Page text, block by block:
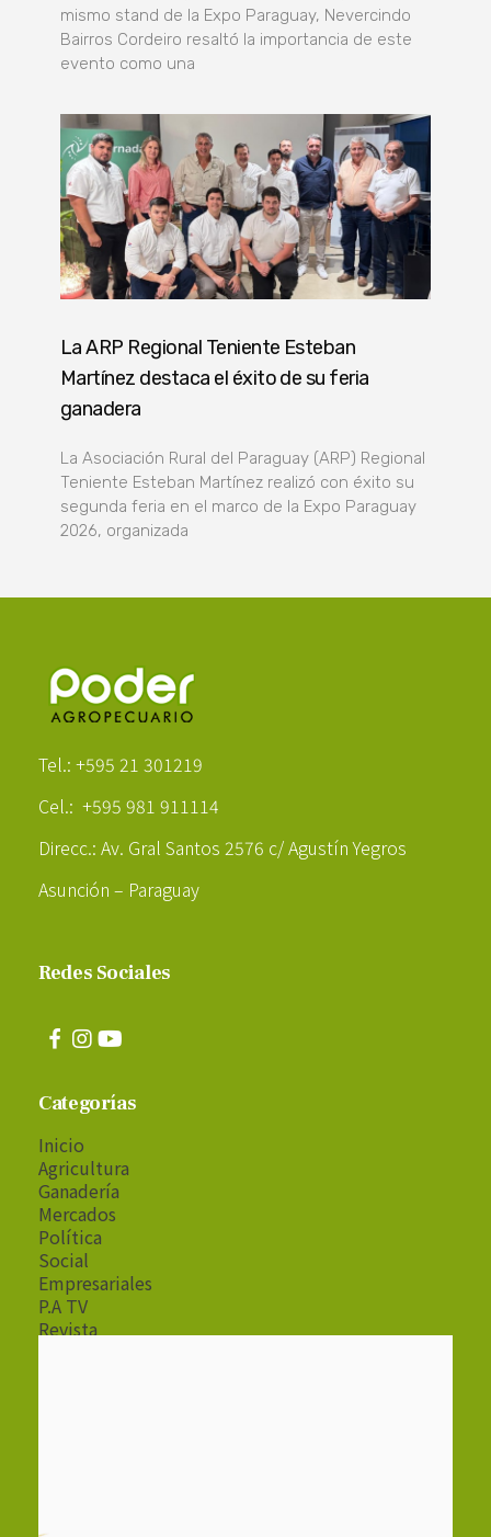
mismo stand de la Expo Paraguay, Nevercindo
Bairros Cordeiro resaltó la importancia de este
evento como una
La ARP Regional Teniente Esteban
Martínez destaca el éxito de su feria
ganadera
La Asociación Rural del Paraguay (ARP) Regional
Teniente Esteban Martínez realizó con éxito su
segunda feria en el marco de la Expo Paraguay
2026, organizada
Tel.: +595 21 301219
Cel.: +595 981 911114
Direcc.: Av. Gral Santos 2576 c/ Agustín Yegros
Asunción – Paraguay
Redes Sociales
Categorías
Inicio
Agricultura
Ganadería
Mercados
Política
Social
Empresariales
P.A TV
Revista